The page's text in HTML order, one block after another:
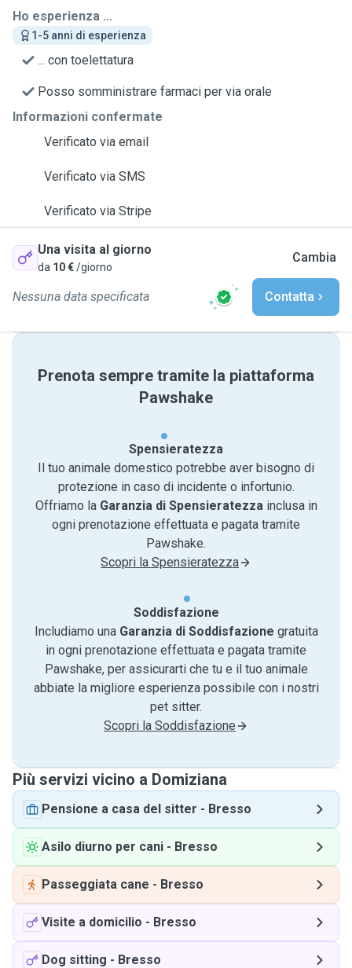
Ho esperienza ...
1-5 anni di esperienza
... con toelettatura
Posso somministrare farmaci per via orale
Informazioni confermate
Verificato via email
Verificato via SMS
Verificato via Stripe
Una visita al giorno
da 10 €/giorno
Cambia
Nessuna data specificata Contatta
Prenota sempre tramite la piattaforma
Pawshake
Spensieratezza
Il tuo animale domestico potrebbe aver bisogno di
protezione in caso di incidente o infortunio.
Offriamo la Garanzia di Spensieratezzainclusa in
ogni prenotazione effettuata e pagata tramite
Pawshake.
Scopri la Spensieratezza
Soddisfazione
Includiamo una Garanzia di Soddisfazione gratuita
in ogni prenotazione effettuata e pagata tramite
Pawshake, per assicurarti che tu e il tuo animale
abbiate la migliore esperienza possibile con i nostri
pet sitter.
Scopri la Soddisfazione
Più servizi vicino a Domiziana
Pensione a casa del sitter - Bresso
Asilo diurno per cani - Bresso
Passeggiata cane - Bresso
Visite a domicilio - Bresso
Dog sitting - Bresso